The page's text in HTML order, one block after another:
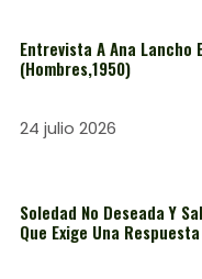
Entrevista A Ana Lancho
(Hombres,1950)
24 julio 2026
Soledad No Deseada Y
Que Exige Una